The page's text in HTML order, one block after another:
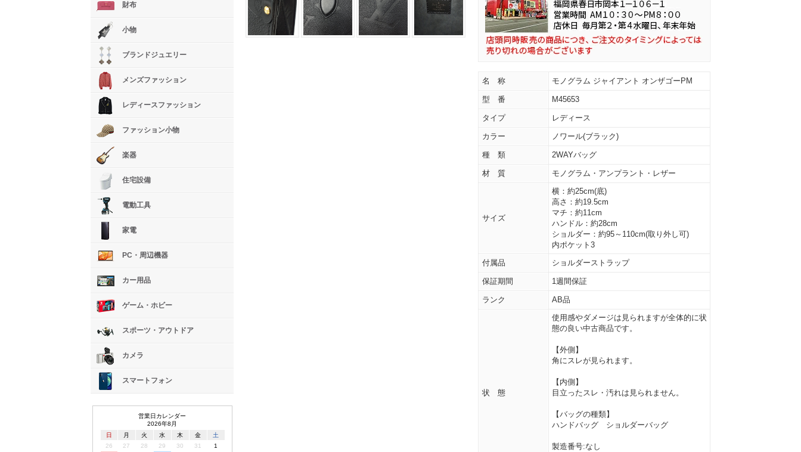
名 称 モノグラム ジャイアント オンザゴーPM
型 番 M45653
タイプ レディース
カラー ノワール(ブラック)
種 類 2WAYバッグ
材 質 モノグラム・アンプラント・レザー
サイズ
横：約25cm(底)
高さ：約19.5cm
マチ：約11cm
ハンドル：約28cm
ショルダー：約95～110cm(取り外し可)
内ポケット3
付属品
ショルダーストラップ
保証期間 1週間保証
ランク AB品
状 態
使用感やダメージは見られますが全体的に状
態の良い中古商品です。
【外側】
角にスレが見られます。
【内側】
目立ったスレ・汚れは見られません。
【バッグの種類】
ハンドバッグ ショルダーバッグ
製造番号:なし
財布
小物
ブランドジュエリー
メンズファッション
レディースファッション
ファッション小物
楽器
住宅設備
電動工具
家電
PC・周辺機器
カー用品
ゲーム・ホビー
スポーツ・アウトドア
カメラ
スマートフォン
営業日カレンダー
2026年8月
日
月 火 水 木 金
土
26
27 28 29 30 31
1